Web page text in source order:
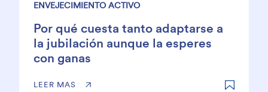
ENVEJECIMIENTO ACTIVO
Por qué cuesta tanto adaptarse a
la jubilación aunque la esperes
con ganas
LEER MAS